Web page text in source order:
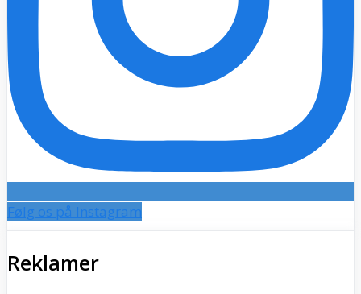
Følg os på Instagram
Reklamer